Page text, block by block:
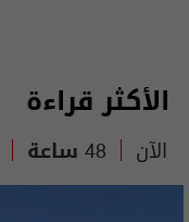
الأكثر قراءة
الآن 48 ساعة